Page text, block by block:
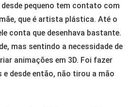
desde pequeno tem contato com
que é artista plástica. Até o
conta que desenhava bastante.
mas sentindo a necessidade de
animações em 3D. Foi fazer
desde então, não tirou a mão